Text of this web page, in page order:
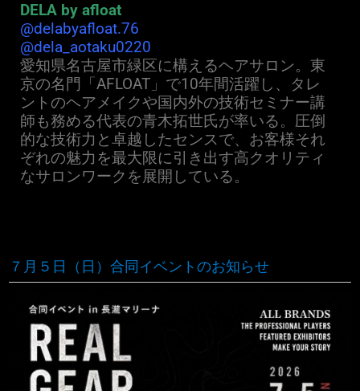
DELA by afloat
@delabyafloat.76
@dela_aotaku0220
愛知県名古屋市緑区に構えるヘアサロン。東
京の名門「AFLOAT」で10年間活躍し、タレ
ントのヘアメイクや国内外の技術セミナー講
師も務める代表の青木拓世氏が率いる。圧倒
的な技術力と卓越したセンスで、お客様それ
ぞれの魅力を最大限に引き出す高クオリティ
なサロンワークを展開している。
７月５日（日）合同イベントのお知らせ